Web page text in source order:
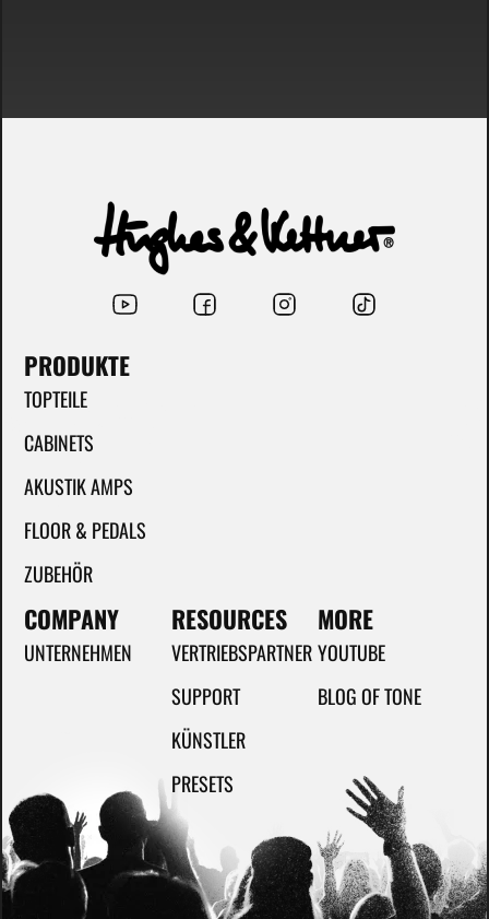
PRODUKTE
TOPTEILE
CABINETS
AKUSTIK AMPS
FLOOR & PEDALS
ZUBEHÖR
COMPANY
UNTERNEHMEN
RESOURCES
VERTRIEBSPARTNER
SUPPORT
KÜNSTLER
PRESETS
MORE
YOUTUBE
BLOG OF TONE